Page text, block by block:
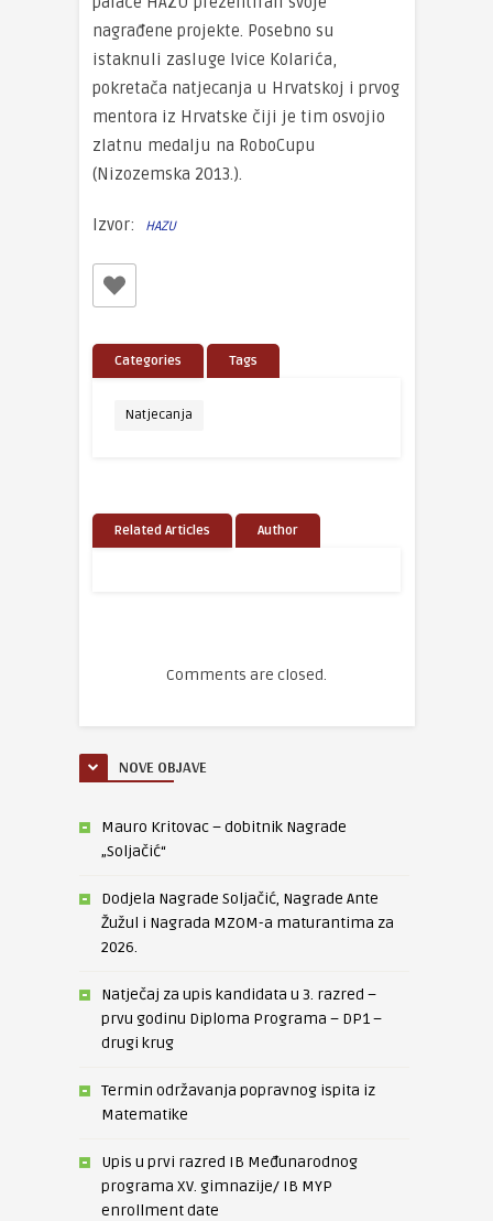
nagrađene projekte. Posebno su
istaknuli zasluge Ivice Kolarića,
pokretača natjecanja u Hrvatskoj i prvog
mentora iz Hrvatske čiji je tim osvojio
zlatnu medalju na RoboCupu
(Nizozemska 2013.).
Izvor: HAZU
Categories Tags
Natjecanja
Related Articles Author
Comments are closed.
NOVE OBJAVE
Mauro Kritovac – dobitnik Nagrade
„Soljačić“
Dodjela Nagrade Soljačić, Nagrade Ante
Žužul i Nagrada MZOM-a maturantima za
2026.
Natječaj za upis kandidata u 3. razred –
prvu godinu Diploma Programa – DP1 –
drugi krug
Termin održavanja popravnog ispita iz
Matematike
Upis u prvi razred IB Međunarodnog
programa XV. gimnazije/ IB MYP
enrollment date